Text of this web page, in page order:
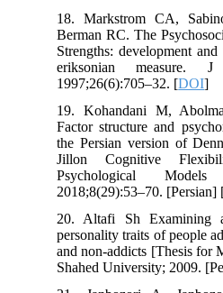
18. Markstrom CA,
Berman RC. The
Strengths: development
eriksonian measure.
1997;26(6):705–32. [DOI
19. Kohandani M,
Factor structure and
the Persian version of
Jillon Cognitive
Psychological
2018;8(29):53–70.
20. Altafi Sh Examining
personality traits of people
and non-addicts [Thesis
Shahed University; 2009.